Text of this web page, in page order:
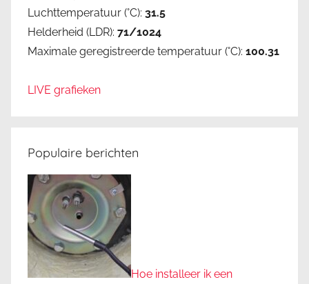
Luchttemperatuur (°C): 31.5
Helderheid (LDR): 71/1024
Maximale geregistreerde temperatuur (°C): 100.31
LIVE grafieken
Populaire berichten
Hoe installeer ik een